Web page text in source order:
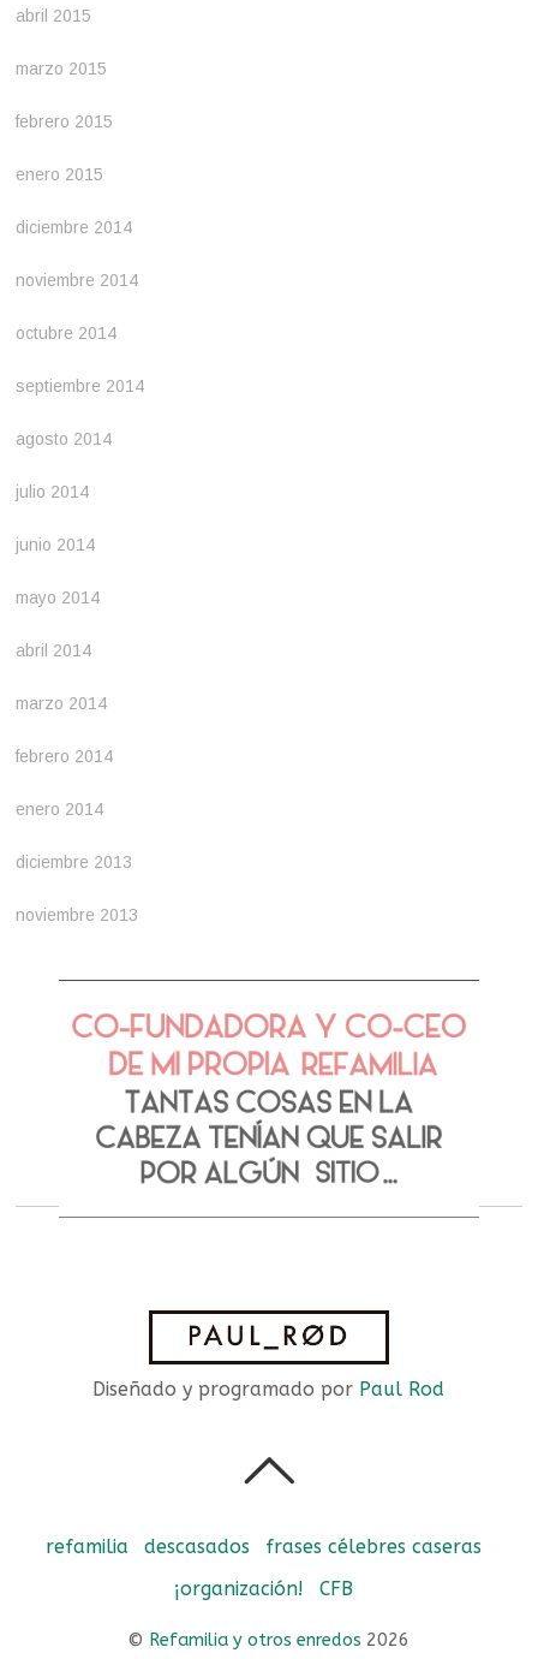
abril 2015
marzo 2015
febrero 2015
enero 2015
diciembre 2014
noviembre 2014
octubre 2014
septiembre 2014
agosto 2014
julio 2014
junio 2014
mayo 2014
abril 2014
marzo 2014
febrero 2014
enero 2014
diciembre 2013
noviembre 2013
Diseñado y programado por Paul Rod
refamilia descasados
frases célebres caseras
¡organización!
CFB
© Refamilia y otros enredos 2026